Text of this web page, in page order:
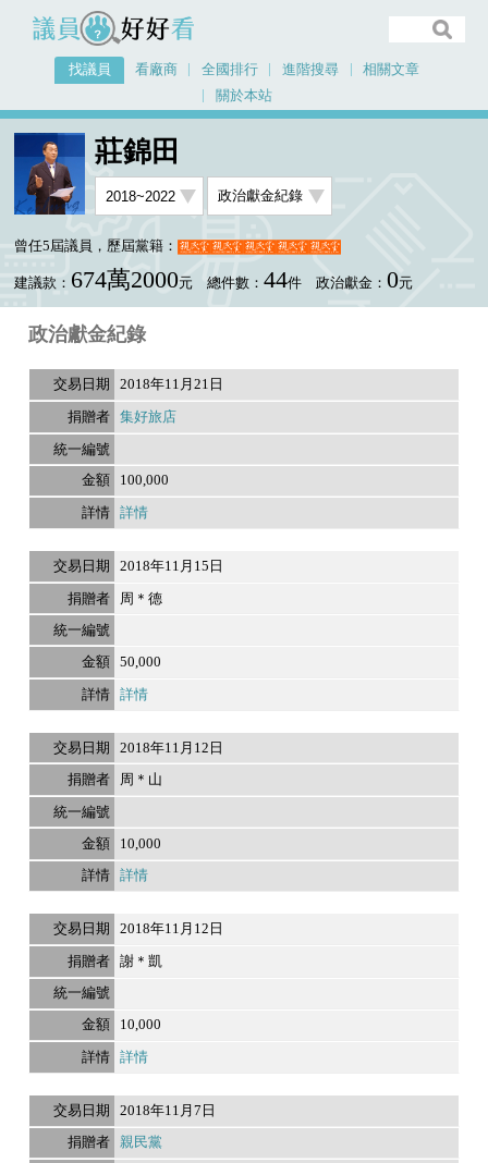
議員好好看
找議員 看廠商 全國排行 進階搜尋
相關文章
關於本站
首頁 找議員
莊錦田
曾任5屆議員，歷屆黨籍：
建議款： 674萬2000元 總件數： 44件 政治獻金： 0元
政治獻金紀錄
2018年11月21日
集好旅店
100,000
詳情
2018年11月15日
周＊德
50,000
詳情
2018年11月12日
周＊山
10,000
詳情
2018年11月12日
謝＊凱
10,000
詳情
2018年11月7日
親民黨